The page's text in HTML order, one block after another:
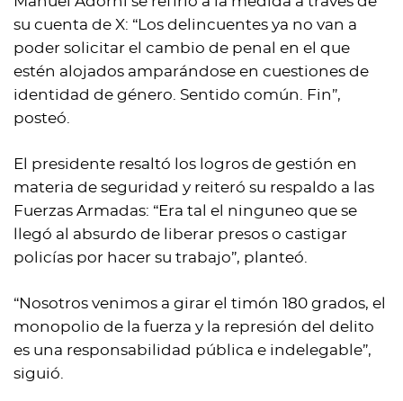
su cuenta de X: “Los delincuentes ya no van a
poder solicitar el cambio de penal en el que
estén alojados amparándose en cuestiones de
identidad de género. Sentido común. Fin”,
posteó.
El presidente resaltó los logros de gestión en
materia de seguridad y reiteró su respaldo a las
Fuerzas Armadas: “Era tal el ninguneo que se
llegó al absurdo de liberar presos o castigar
policías por hacer su trabajo”, planteó.
“Nosotros venimos a girar el timón 180 grados, el
monopolio de la fuerza y la represión del delito
es una responsabilidad pública e indelegable”,
siguió.